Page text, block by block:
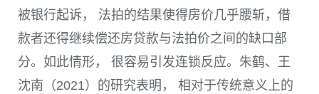
被银行起诉， 法拍的结果使得房价几乎腰斩，借
款者还得继续偿还房贷款与法拍价之间的缺口部
分。如此情形， 很容易引发连锁反应。朱鹤、王
沈南（2021）的研究表明， 相对于传统意义上的